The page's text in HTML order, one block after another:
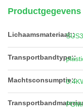
Productgegevens
Lichaamsmateriaal::
Transportbandtype::
Machtsconsumptie::